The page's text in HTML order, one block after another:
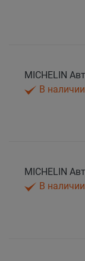
В наличии
В наличии